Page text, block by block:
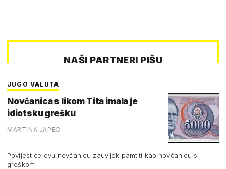
NAŠI PARTNERI PIŠU
JUGO VALUTA
Novčanica s likom Tita imala je
idiotsku grešku
MARTINA JAPEC
Povijest će ovu novčanicu zauvijek pamtiti kao novčanicu s
greškom